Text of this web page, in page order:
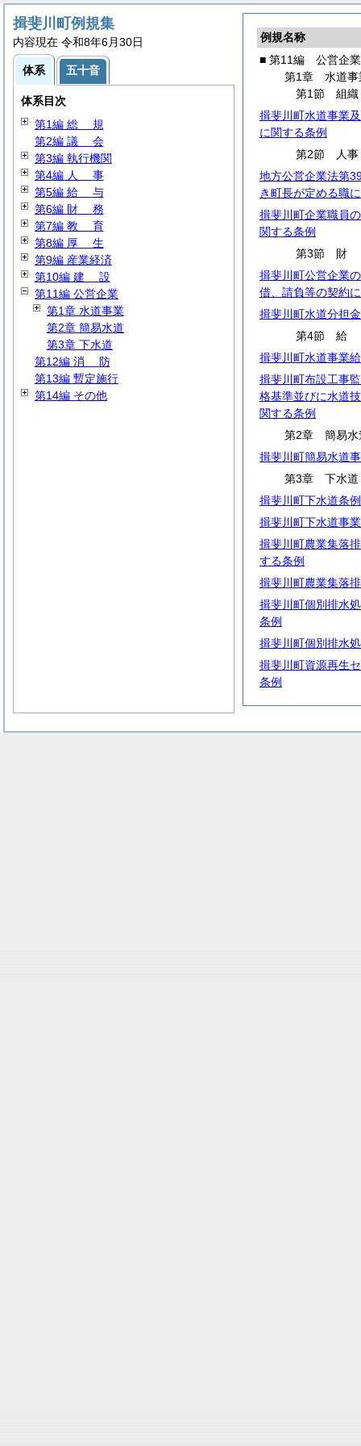
例規名称
■ 第11編 公営企業
第1章 水道事
第1節 組織
揖斐川町水道事業
に関する条例
第2節 人事
地方公営企業法第
き町長が定める職
揖斐川町企業職員
関する条例
第3節 財
揖斐川町公営企業
借、請負等の契約
揖斐川町水道分担
第4節 給
揖斐川町水道事業
揖斐川町布設工事
格基準並びに水道
関する条例
第2章 簡易水
揖斐川町簡易水道
第3章 下水道
揖斐川町下水道条例
揖斐川町下水道事
揖斐川町農業集落
する条例
揖斐川町農業集落
揖斐川町個別排水
条例
揖斐川町個別排水
揖斐川町資源再生
条例
揖斐川町例規集
内容現在 令和8年6月30日
体系 五十音
体系目次
第1編 総 規
第2編 議 会
第3編 執行機関
第4編 人 事
第5編 給 与
第6編 財 務
第7編 教 育
第8編 厚 生
第9編 産業経済
第10編 建 設
第11編 公営企業
第1章 水道事業
第2章 簡易水道
第3章 下水道
第12編 消 防
第13編 暫定施行
第14編 その他